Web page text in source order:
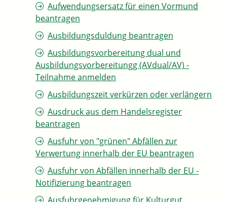
Aufwendungsersatz für einen Vormund
beantragen
Ausbildungsduldung beantragen
Ausbildungsvorbereitung dual und
Ausbildungsvorbereitungg (AVdual/AV) -
Teilnahme anmelden
Ausbildungszeit verkürzen oder verlängern
Ausdruck aus dem Handelsregister
beantragen
Ausfuhr von "grünen" Abfällen zur
Verwertung innerhalb der EU beantragen
Ausfuhr von Abfällen innerhalb der EU -
Notifizierung beantragen